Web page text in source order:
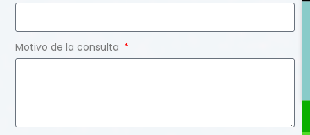
Motivo de la consulta